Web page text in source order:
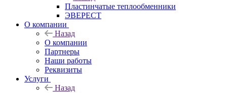
Пластинчатые теплообменники
ЭВЕРЕСТ
О компании
Назад
О компании
Партнеры
Наши работы
Реквизиты
Услуги
Назад